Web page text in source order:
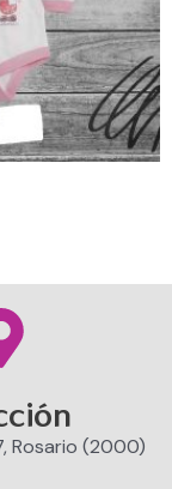
Rosario (2000)